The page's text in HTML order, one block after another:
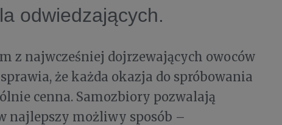
odwiedzających.
z najwcześniej dojrzewających owoców
że każda okazja do spróbowania
cenna. Samozbiory pozwalają
najlepszy możliwy sposób –